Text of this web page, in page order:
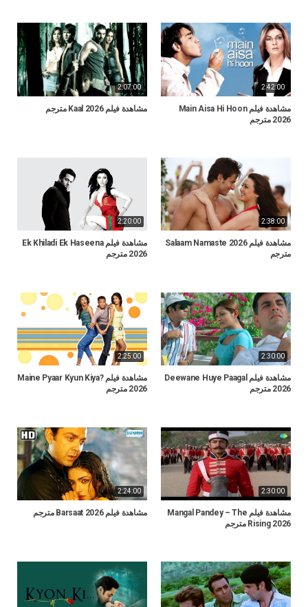
2:42:00
مشاهدة فيلم Main Aisa Hi Hoon
2026 مترجم
2:07:00
مشاهدة فيلم Kaal 2026 مترجم
2:38:00
مشاهدة فيلم Salaam Namaste 2026
مترجم
2:20:00
مشاهدة فيلم Ek Khiladi Ek Haseena
2026 مترجم
2:30:00
مشاهدة فيلم Deewane Huye Paagal
2026 مترجم
2:25:00
مشاهدة فيلم Maine Pyaar Kyun Kiya?
2026 مترجم
2:30:00
مشاهدة فيلم Mangal Pandey – The
Rising 2026 مترجم
2:24:00
مشاهدة فيلم Barsaat 2026 مترجم